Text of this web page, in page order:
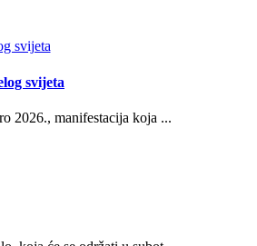
svijeta
2026., manifestacija koja ...